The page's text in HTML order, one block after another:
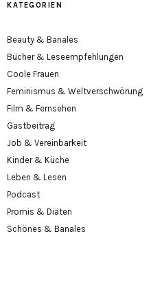
KATEGORIEN
Beauty & Banales
Bücher & Leseempfehlungen
Coole Frauen
Feminismus & Weltverschwörung
Film & Fernsehen
Gastbeitrag
Job & Vereinbarkeit
Kinder & Küche
Leben & Lesen
Podcast
Promis & Diäten
Schönes & Banales